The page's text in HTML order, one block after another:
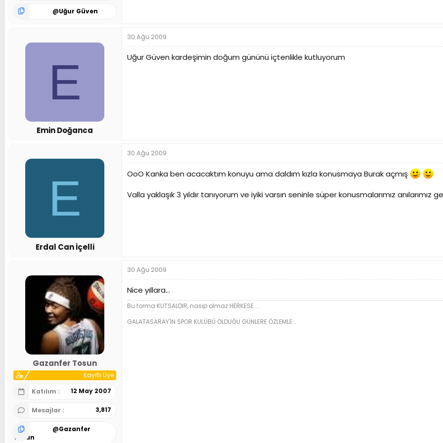
@Uğur Güven
E
Emin Doğanca
30 Ağu 2009
Uğur Güven kardeşimin doğum gününü içtenlikle kutluyorum
E
Erdal Can İçelli
30 Ağu 2009
OoO Kanka ben acacaktım konuyu ama daldım kızla konusmaya Burak açmış
Valla yaklaşık 3 yıldır tanıyorum ve iyiki varsın seninle süper konusmalarımız anılarımız
Gazanfer Tosun
Kayıtlı Üye
Katılım
12 May 2007
Mesajlar 3,817
@Gazanfer
Tosun
30 Ağu 2009
Nice yıllara...
Bu forma KUTSALDIR, nasip olmaz HERKESE...
GALATASARAY'IN SPOR KULÜBÜ OLDUĞU GÜNLERE ÖZLEMLE...